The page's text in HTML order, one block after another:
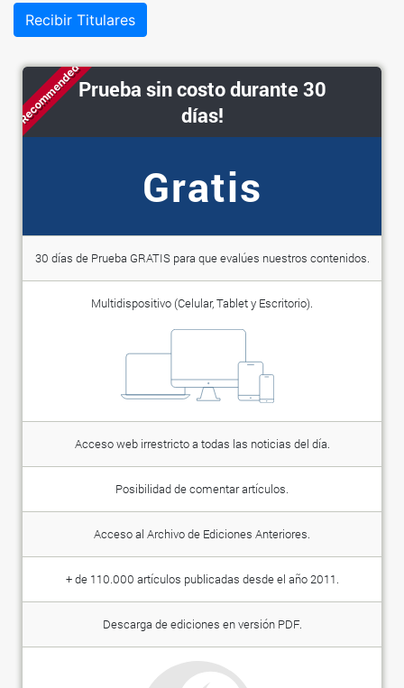
Recibir Titulares
RecommendedPrueba sin costo durante 30
días!
Gratis
30 días de Prueba GRATIS para que evalúes nuestros contenidos.
Multidispositivo (Celular, Tablet y Escritorio).
Acceso web irrestricto a todas las noticias del día.
Posibilidad de comentar artículos.
Acceso al Archivo de Ediciones Anteriores.
+ de 110.000 artículos publicadas desde el año 2011.
Descarga de ediciones en versión PDF.